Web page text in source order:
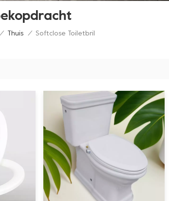
/ Thuis / Softclose Toiletbril